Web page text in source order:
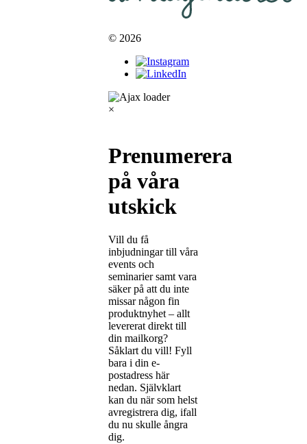
© 2026
×
Prenumerera
på våra
utskick
Vill du få
inbjudningar till våra
events och
seminarier samt vara
säker på att du inte
missar någon fin
produktnyhet – allt
levererat direkt till
din mailkorg?
Såklart du vill! Fyll
bara i din e-
postadress här
nedan. Självklart
kan du när som helst
avregistrera dig, ifall
du nu skulle ångra
dig.